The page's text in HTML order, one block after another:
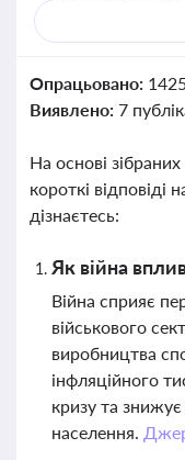
Опрацьовано:
Виявлено: 7
На основі
короткі відповіді
дізнаєтесь:
Як війна
Війна сприяє
військового
виробництва
інфляційного
кризу та
населення.